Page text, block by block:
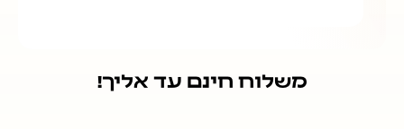
משלוח חינם עד אליך!